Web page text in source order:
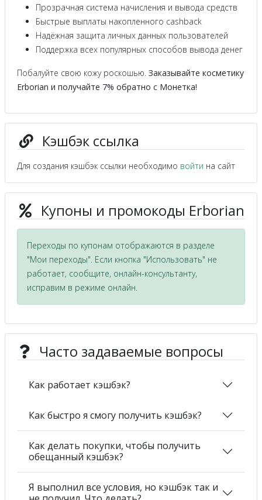
Прозрачная система начисления и вывода средств
Быстрые выплаты накопленного cashback
Надёжная защита личных данных пользователей
Поддержка всех популярных способов вывода денег
Побалуйте свою кожу роскошью. Заказывайте косметику
Erborian и получайте 7% обратно с Монетка!
Кэшбэк ссылка
Для создания кэшбэк ссылки необходимо войти на сайт
Купоны и промокоды Erborian
Переходы по купонам отображаются в разделе
"Мои переходы". Если кнопка "Использовать" не
работает, сообщите, онлайн-консультанту,
исправим в режиме онлайн.
Часто задаваемые вопросы
Как работает кэшбэк?
Как быстро я смогу получить кэшбэк?
Как делать покупки, чтобы получить
обещанный кэшбэк?
Я выполнил все условия, но кэшбэк так и